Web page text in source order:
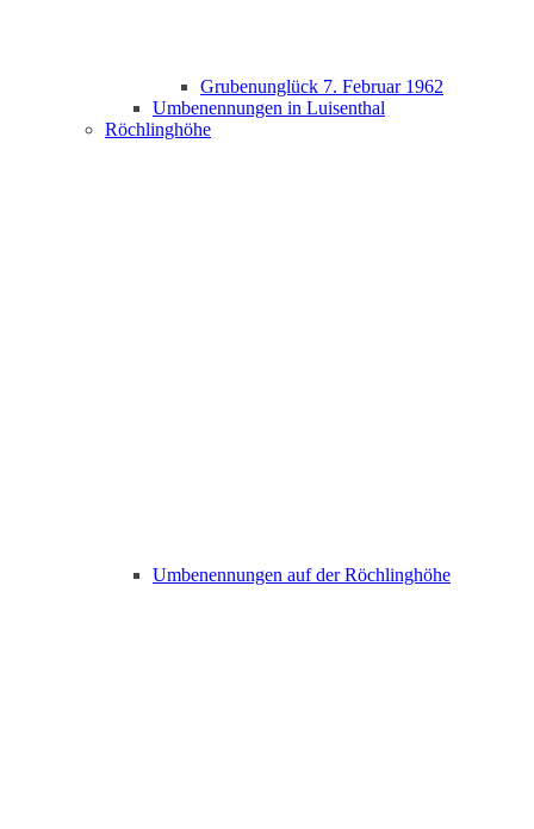
Grubenunglück 7. Februar 1962
Umbenennungen in Luisenthal
Röchlinghöhe
Umbenennungen auf der Röchlinghöhe